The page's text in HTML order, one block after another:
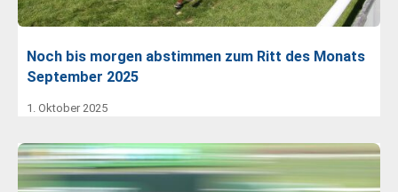
Noch bis morgen abstimmen zum Ritt des Monats
September 2025
1. Oktober 2025